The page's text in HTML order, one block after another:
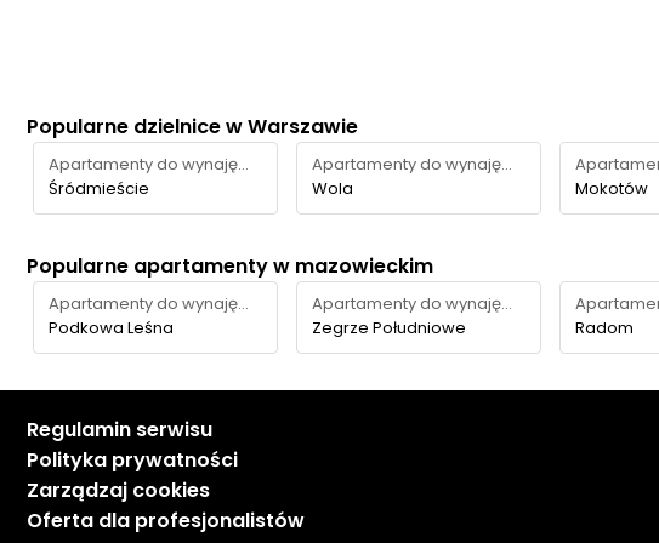
Popularne dzielnice w Warszawie
Apartamenty do wynajęcia
Śródmieście
Apartamenty do wynajęcia
Wola
Mokotów
Popularne apartamenty w mazowieckim
Apartamenty do wynajęcia
Podkowa Leśna
Apartamenty do wynajęcia
Zegrze Południowe
Radom
Regulamin serwisu
Polityka prywatności
Zarządzaj cookies
Oferta dla profesjonalistów